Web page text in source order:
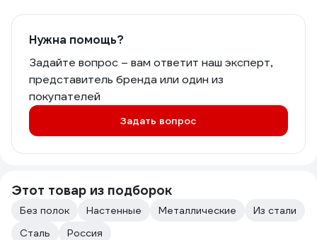
Нужна помощь?
Задайте вопрос – вам ответит наш эксперт,
представитель бренда или один из
покупателей
Задать вопрос
Этот товар из подборок
Без полок Настенные Металлические
Из стали
Сталь
Россия